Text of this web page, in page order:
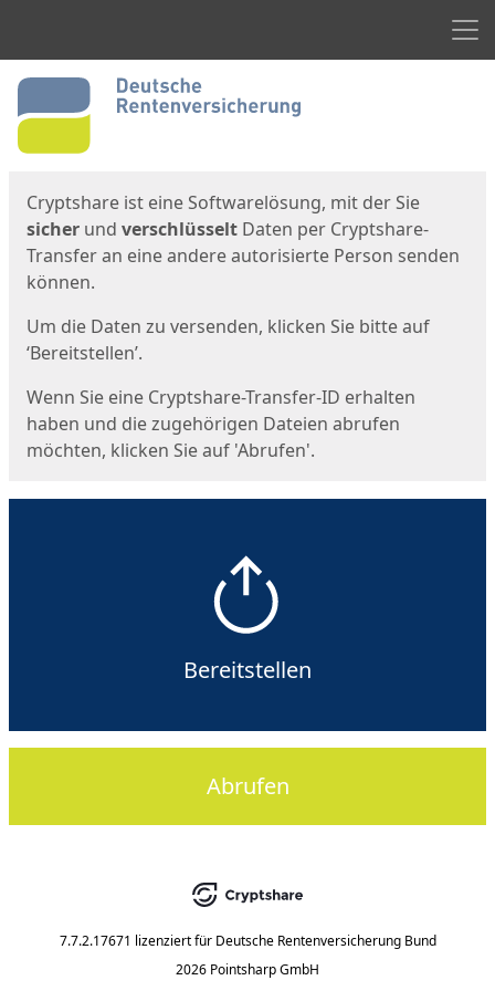
Start
Cryptshare ist eine Softwarelösung, mit der Sie
sicher und verschlüsselt Daten per Cryptshare-
Transfer an eine andere autorisierte Person senden
können.
Um die Daten zu versenden, klicken Sie bitte auf
‘Bereitstellen’.
Wenn Sie eine Cryptshare-Transfer-ID erhalten
haben und die zugehörigen Dateien abrufen
möchten, klicken Sie auf 'Abrufen'.
Bereitstellen
Abrufen
7.7.2.17671 lizenziert für Deutsche Rentenversicherung Bund
2026 Pointsharp GmbH